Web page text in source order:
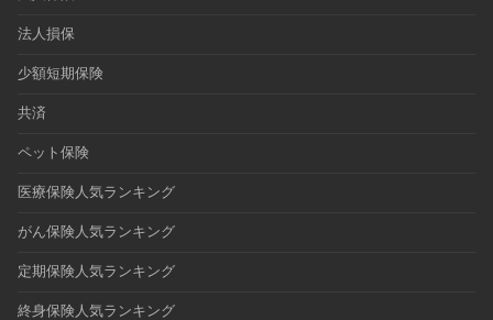
法人損保
少額短期保険
共済
ペット保険
医療保険人気ランキング
がん保険人気ランキング
定期保険人気ランキング
終身保険人気ランキング